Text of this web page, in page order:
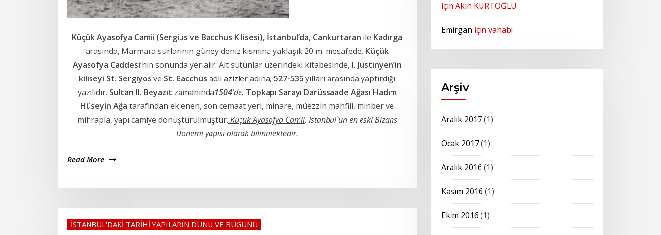
Küçük Ayasofya Camii (Sergius ve Bacchus Kilisesi), İstanbul’da, Cankurtaran ile Kadırga
arasında, Marmara surlarının güney deniz kısmına yaklaşık 20 m. mesafede, Küçük
Ayasofya Caddesi‘nin sonunda yer alır. Alt sütunlar üzerindeki kitabesinde, I. Jüstinyen’in
kiliseyi St. Sergiyos ve St. Bacchus adlı azizler adına, 527-536yılları arasında yaptırdığı
yazılıdır. Sultan II. Beyazıt zamanında1504’de, Topkapı Sarayı Darüssaade Ağası Hadım
Hüseyin Ağa tarafından eklenen, son cemaat yeri, minare, müezzin mahfili, minber ve
mihrapla, yapı camiye dönüştürülmüştür. Küçük Ayasofya Camii, İstanbul`un en eski Bizans
Dönemi yapısı olarak bilinmektedir.
Read More
İSTANBUL'DAKİ TARİHİ YAPILARIN DÜNÜ VE BUGÜNÜ
için Akın KURTOĞLU
Emirgan için vahabi
Arşiv
Aralık 2017(1)
Ocak 2017(1)
Aralık 2016 (1)
Kasım 2016 (1)
Ekim 2016 (1)